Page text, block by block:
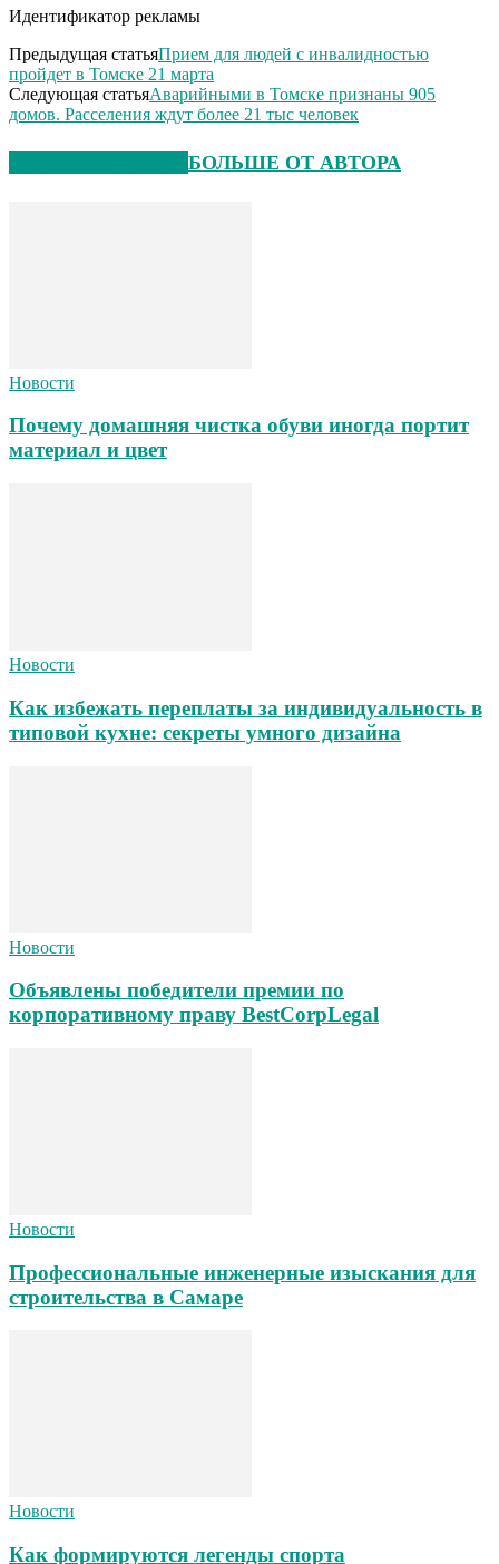
Идентификатор рекламы
Предыдущая статьяПрием для людей с инвалидностью
пройдет в Томске 21 марта
Следующая статьяАварийными в Томске признаны 905
домов. Расселения ждут более 21 тыс человек
БОЛЬШЕ ОТ АВТОРА
Новости
Почему домашняя чистка обуви иногда портит
материал и цвет
Новости
Как избежать переплаты за индивидуальность в
типовой кухне: секреты умного дизайна
Новости
Объявлены победители премии по
корпоративному праву BestCorpLegal
Новости
Профессиональные инженерные изыскания для
строительства в Самаре
Новости
Как формируются легенды спорта